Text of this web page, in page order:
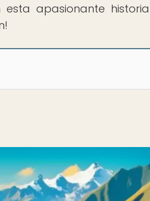
apasionante